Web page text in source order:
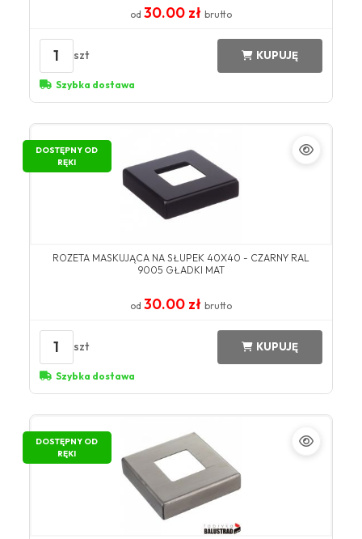
od 30.00 zł brutto
1 szt KUPUJĘ
Szybka dostawa
DOSTĘPNY OD
RĘKI
ROZETA MASKUJĄCA NA SŁUPEK 40X40 - CZARNY RAL
9005 GŁADKI MAT
od 30.00 zł brutto
1 szt KUPUJĘ
Szybka dostawa
DOSTĘPNY OD
RĘKI